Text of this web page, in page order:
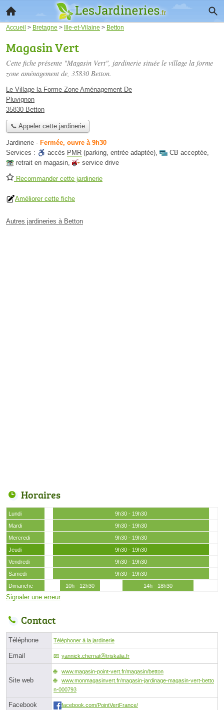
Accueil > Bretagne > Ille-et-Vilaine > Betton
Magasin Vert
Cette fiche présente "Magasin Vert", jardinerie située le village la forme
zone aménagement de, 35830 Betton.
Le Village la Forme Zone Aménagement De
Pluvignon
35830 Betton
📞 Appeler cette jardinerie
Jardinerie - Fermée, ouvre à 9h30
Services :
accès PMR (parking, entrée adaptée), CB acceptée,
retrait en magasin, service drive
Recommander cette jardinerie
Améliorer cette fiche
Autres jardineries à Betton
Horaires
Lundi
9h30 - 19h30
Mardi
9h30 - 19h30
Mercredi
9h30 - 19h30
Jeudi
9h30 - 19h30
Vendredi
9h30 - 19h30
Samedi
9h30 - 19h30
Dimanche
10h - 12h30 14h - 18h30
Signaler une erreur
Contact
Téléphone Téléphoner à la jardinerie
Email yannick.chernatⓐtriskalia.fr
Site web
www.magasin-point-vert.fr/magasin/betton
www.monmagasinvert.fr/magasin-jardinage-magasin-vert-betto
n-000793
Facebook facebook.com/PointVertFrance/